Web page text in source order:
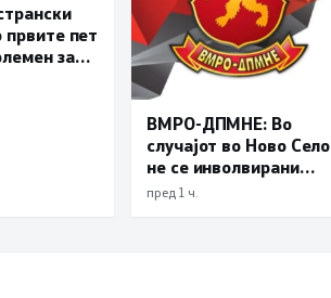
првите пет
за
ВМРО-ДПМНЕ: Во
случајот во Ново Село
не се инволвирани
деца, туку возрасни
пред 1 ч.